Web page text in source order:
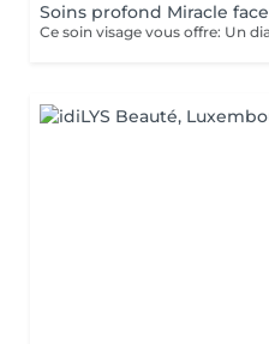
Soins profond Miracle face